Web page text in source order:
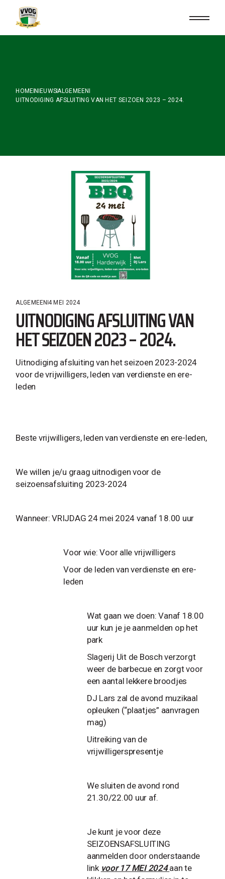
content
HOME NIEUWSALGEMEEN
UITNODIGING AFSLUITING VAN HET SEIZOEN 2023 – 2024.
ALGEMEEN 4 MEI 2024
UITNODIGING AFSLUITING VAN
HET SEIZOEN 2023 – 2024.
Uitnodiging afsluiting van het seizoen 2023-2024
voor de vrijwilligers, leden van verdienste en ere-
leden
Beste vrijwilligers, leden van verdienste en ere-leden,
We willen je/u graag uitnodigen voor de
seizoensafsluiting 2023-2024
Wanneer: VRIJDAG 24 mei 2024 vanaf 18.00 uur
Voor wie: Voor alle vrijwilligers
Voor de leden van verdienste en ere-
leden
Wat gaan we doen: Vanaf 18.00
uur kun je je aanmelden op het
park
Slagerij Uit de Bosch verzorgt
weer de barbecue en zorgt voor
een aantal lekkere broodjes
DJ Lars zal de avond muzikaal
opleuken (“plaatjes” aanvragen
mag)
Uitreiking van de
vrijwilligerspresentje
We sluiten de avond rond
21.30/22.00 uur af.
Je kunt je voor deze
SEIZOENSAFSLUITING
aanmelden door onderstaande
link voor 17 MEI 2024aan te